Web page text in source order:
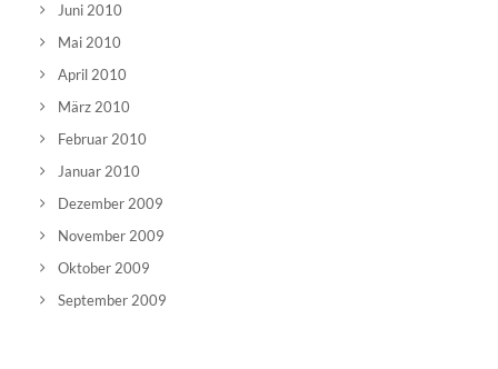
Juni 2010
Mai 2010
April 2010
März 2010
Februar 2010
Januar 2010
Dezember 2009
November 2009
Oktober 2009
September 2009